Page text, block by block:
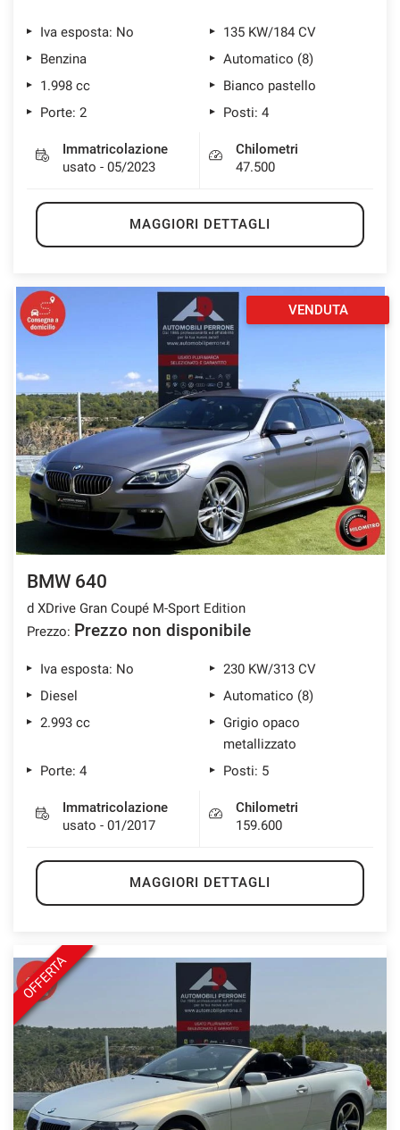
Iva esposta: No
135 KW/184 CV
Benzina
Automatico (8)
1.998 cc
Bianco pastello
Porte: 2
Posti: 4
Immatricolazione
usato - 05/2023
Chilometri
47.500
MAGGIORI DETTAGLI
VENDUTA
BMW 640
d XDrive Gran Coupé M-Sport Edition
Prezzo: Prezzo non disponibile
Iva esposta: No
230 KW/313 CV
Diesel
Automatico (8)
2.993 cc
Grigio opaco
metallizzato
Porte: 4
Posti: 5
Immatricolazione
usato - 01/2017
Chilometri
159.600
MAGGIORI DETTAGLI
OFFERTA